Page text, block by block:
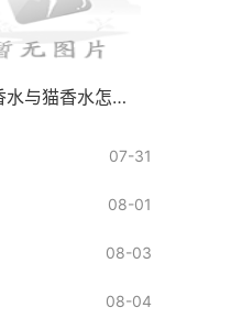
花与香水与猫香水怎么制作
07-31
08-01
08-03
08-04